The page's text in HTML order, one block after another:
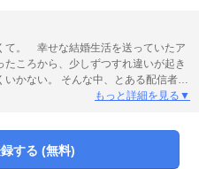
て。 幸せな結婚生活を送っていたア
ころから、少しずつすれ違いが起き
かない。 そんな中、とある配信者の
もっと詳細を見る▼
する (無料)